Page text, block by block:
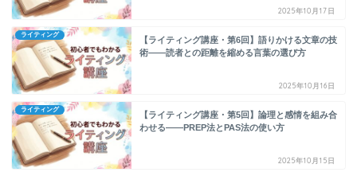
2025年10月17日
ライティング
【ライティング講座・第6回】語りかける文章の技
術——読者との距離を縮める言葉の選び方
2025年10月16日
ライティング
【ライティング講座・第5回】論理と感情を組み合
わせる——PREP法とPAS法の使い方
2025年10月15日